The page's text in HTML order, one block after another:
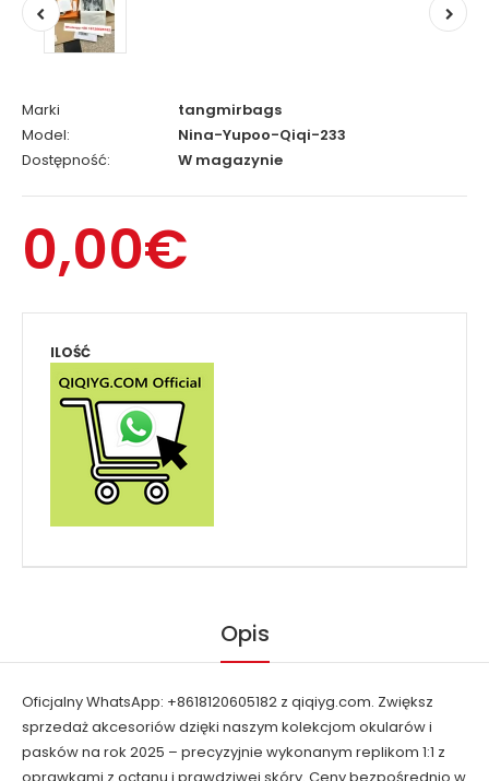
Marki
tangmirbags
Model:
Nina-Yupoo-Qiqi-233
Dostępność:
W magazynie
0,00€
ILOŚĆ
Opis
Oficjalny WhatsApp: +8618120605182 z qiqiyg.com. Zwiększ
sprzedaż akcesoriów dzięki naszym kolekcjom okularów i
pasków na rok 2025 – precyzyjnie wykonanym replikom 1:1 z